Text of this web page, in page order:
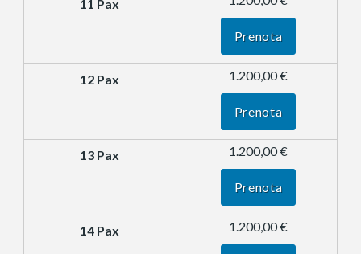
Prenota
1.200,00 €
Prenota
1.200,00 €
Prenota
1.200,00 €